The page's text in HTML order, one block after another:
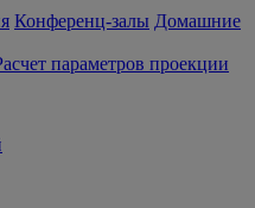
Конференц-залы Домашние
параметров проекции